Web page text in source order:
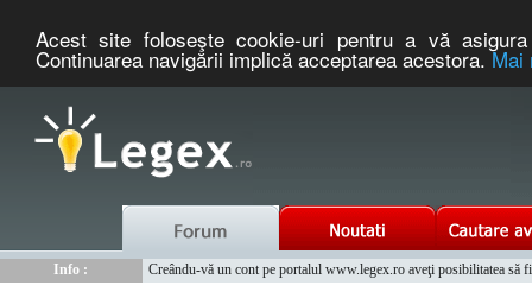
Acest site foloseşte cookie-uri pentru a vă
Continuarea navigării implică acceptarea acestora.Mai
Info :
Creându-vă un cont pe portalul www.legex.ro aveţi posibilitatea să